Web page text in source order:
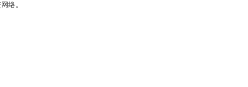
络。